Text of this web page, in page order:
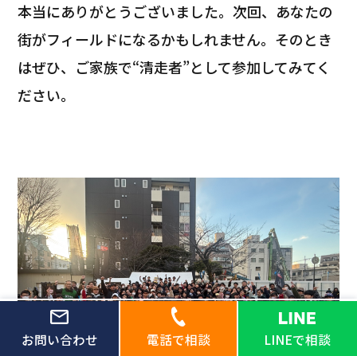
お問い合わせ 電話で相談 LINEで相談
本当にありがとうございました。次回、あなたの
街がフィールドになるかもしれません。そのとき
はぜひ、ご家族で“清走者”として参加してみてく
ださい。